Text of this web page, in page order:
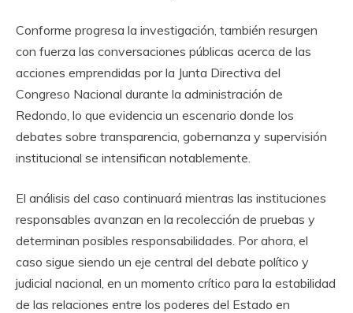
Conforme progresa la investigación, también resurgen
con fuerza las conversaciones públicas acerca de las
acciones emprendidas por la Junta Directiva del
Congreso Nacional durante la administración de
Redondo, lo que evidencia un escenario donde los
debates sobre transparencia, gobernanza y supervisión
institucional se intensifican notablemente.
El análisis del caso continuará mientras las instituciones
responsables avanzan en la recolección de pruebas y
determinan posibles responsabilidades. Por ahora, el
caso sigue siendo un eje central del debate político y
judicial nacional, en un momento crítico para la estabilidad
de las relaciones entre los poderes del Estado en